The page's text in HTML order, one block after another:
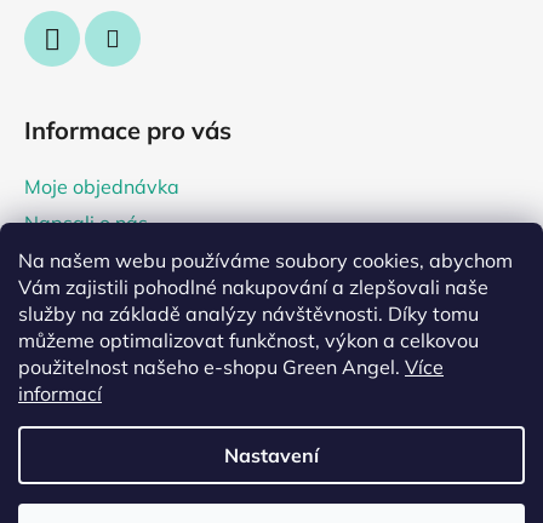
Na našem webu používáme soubory cookies, abychom
Vám zajistili pohodlné nakupování a zlepšovali naše
služby na základě analýzy návštěvnosti. Díky tomu
můžeme optimalizovat funkčnost, výkon a celkovou
použitelnost našeho e-shopu Green Angel. Více
informací
Nastavení
Informace pro vás
Moje objednávka
Napsali o nás
Tipy a rady
Prodejna Praha 2, Irský koutek